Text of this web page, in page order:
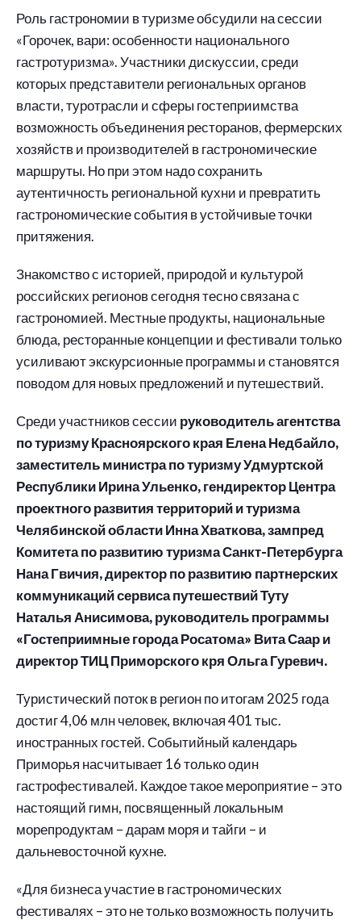
Роль гастрономии в туризме обсудили на сессии
«Горочек, вари: особенности национального
гастротуризма». Участники дискуссии, среди
которых представители региональных органов
власти, туротрасли и сферы гостеприимства
возможность объединения ресторанов, фермерских
хозяйств и производителей в гастрономические
маршруты. Но при этом надо сохранить
аутентичность региональной кухни и превратить
гастрономические события в устойчивые точки
притяжения.
Знакомство с историей, природой и культурой
российских регионов сегодня тесно связана с
гастрономией. Местные продукты, национальные
блюда, ресторанные концепции и фестивали только
усиливают экскурсионные программы и становятся
поводом для новых предложений и путешествий.
Среди участников сессии руководитель агентства
по туризму Красноярского края Елена Недбайло,
заместитель министра по туризму Удмуртской
Республики Ирина Ульенко, гендиректор Центра
проектного развития территорий и туризма
Челябинской области Инна Хваткова, зампред
Комитета по развитию туризма Санкт-Петербурга
Нана Гвичия, директор по развитию партнерских
коммуникаций сервиса путешествий Туту
Наталья Анисимова, руководитель программы
«Гостеприимные города Росатома» Вита Саар и
директор ТИЦ Приморского кря Ольга Гуревич.
Туристический поток в регион по итогам 2025 года
достиг 4,06 млн человек, включая 401 тыс.
иностранных гостей. Событийный календарь
Приморья насчитывает 16 только один
гастрофестивалей. Каждое такое мероприятие – это
настоящий гимн, посвященный локальным
морепродуктам – дарам моря и тайги – и
дальневосточной кухне.
«Для бизнеса участие в гастрономических
фестивалях – это не только возможность получить